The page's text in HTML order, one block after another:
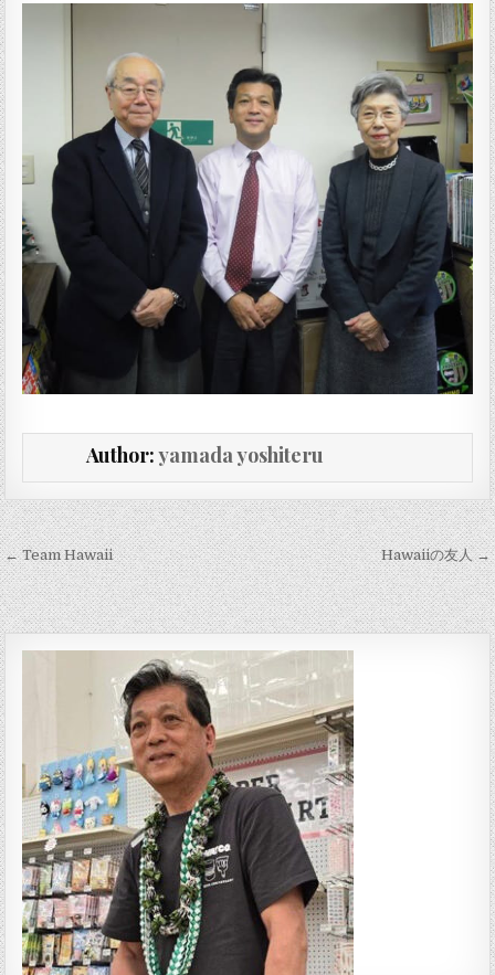
Author:yamada yoshiteru
投稿ナビゲーション
← Team Hawaii Hawaiiの友人 →